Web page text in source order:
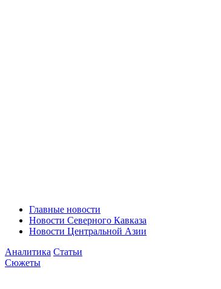
Главные новости
Новости Северного Кавказа
Новости Центральной Азии
Аналитика Статьи
Сюжеты